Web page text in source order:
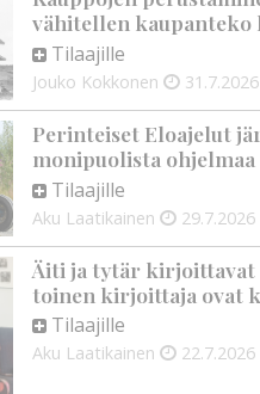
vähitellen
Tilaajille
Jouko Kokkonen 31.7.2026
Perinteiset Eloajelut
monipuolista ohjelmaa
Tilaajille
Aku Laatikainen 29.7.2026
Äiti ja tytär kirjoittavat
toinen kirjoittaja ovat
Tilaajille
Aku Laatikainen 22.7.2026